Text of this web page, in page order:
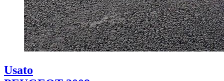
Usato